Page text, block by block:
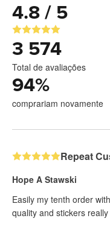
4.8 / 5
3 574
Total de avaliações
94%
comprariam novamente
Repeat
Hope A Stawski
Easily my tenth order
quality and stickers really